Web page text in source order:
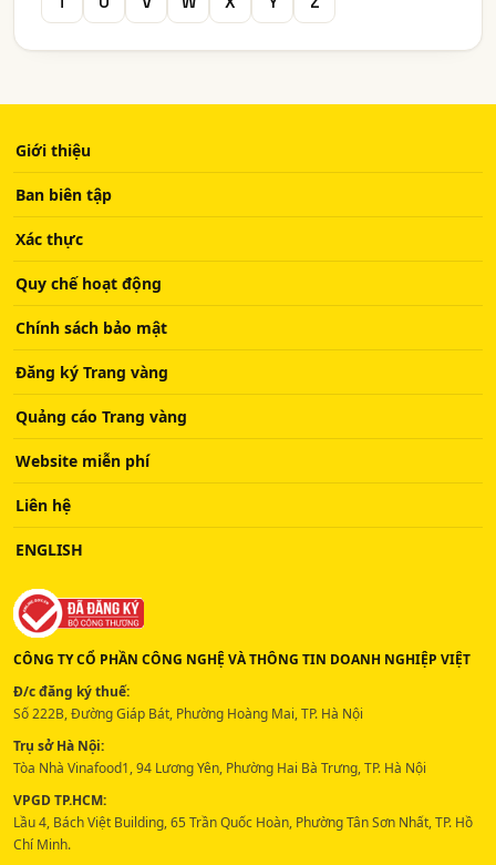
Giới thiệu
Ban biên tập
Xác thực
Quy chế hoạt động
Chính sách bảo mật
Đăng ký Trang vàng
Quảng cáo Trang vàng
Website miễn phí
Liên hệ
ENGLISH
CÔNG TY CỔ PHẦN CÔNG NGHỆ VÀ THÔNG TIN DOANH NGHIỆP VIỆT
Đ/c đăng ký thuế:
Số 222B, Đường Giáp Bát, Phường Hoàng Mai, TP. Hà Nội
Trụ sở Hà Nội:
Tòa Nhà Vinafood1, 94 Lương Yên, Phường Hai Bà Trưng, TP. Hà Nội
VPGD TP.HCM:
Lầu 4, Bách Việt Building, 65 Trần Quốc Hoàn, Phường Tân Sơn Nhất, TP. Hồ
Chí Minh.